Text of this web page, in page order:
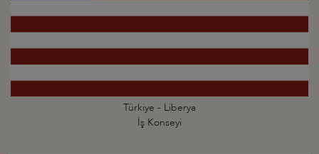
Türkiye - Liberya
İş Konseyi